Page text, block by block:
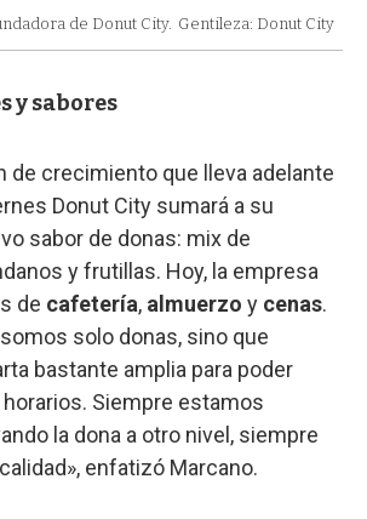
de Donut City. Gentileza: Donut City
y sabores
de crecimiento que lleva adelante
Donut City sumará a su
sabor de donas: mix de
y frutillas. Hoy, la empresa
de cafetería, almuerzo y cenas.
solo donas, sino que
bastante amplia para poder
Siempre estamos
la dona a otro nivel, siempre
enfatizó Marcano.